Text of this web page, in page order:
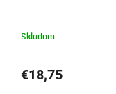
Skladom
€18,75